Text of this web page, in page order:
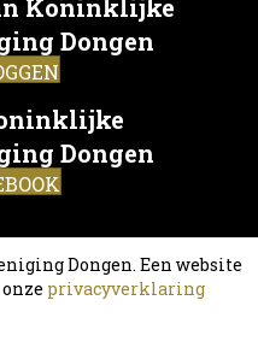
Koninklijke
Dongen
Dongen
Dongen. Een website
onze privacyverklaring